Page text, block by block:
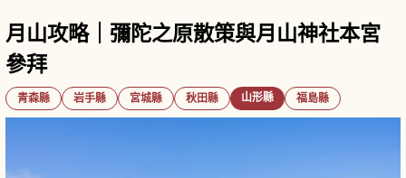
月山攻略｜彌陀之原散策與月山神社本宮
參拜
青森縣 岩手縣 宮城縣 秋田縣 山形縣 福島縣